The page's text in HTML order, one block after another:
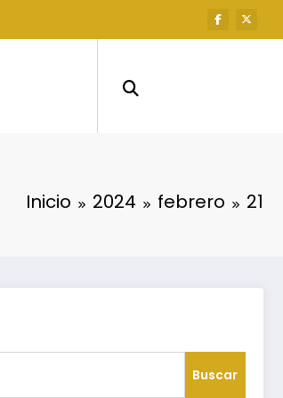
Inicio 2024 febrero 21
Buscar